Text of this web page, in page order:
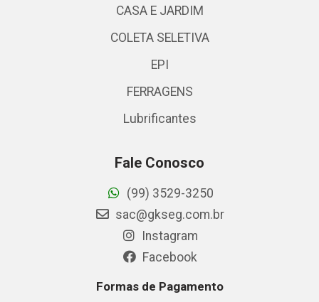
CASA E JARDIM
COLETA SELETIVA
EPI
FERRAGENS
Lubrificantes
Fale Conosco
(99) 3529-3250
sac@gkseg.com.br
Instagram
Facebook
Formas de Pagamento